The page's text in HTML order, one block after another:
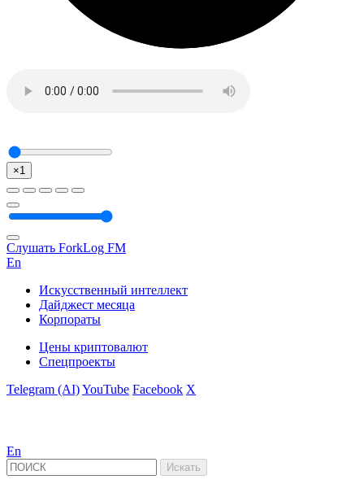
×1
Слушать ForkLog FM
En
Искусственный интеллект
Дайджест месяца
Корпораты
Цены криптовалют
Спецпроекты
Telegram (AI)YouTube Facebook X
En